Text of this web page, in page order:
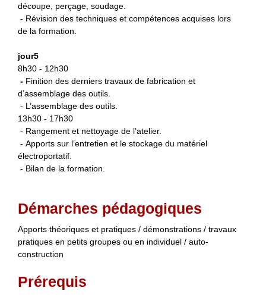
découpe, perçage, soudage.
- Révision des techniques et compétences acquises lors
de la formation.
jour5
8h30 - 12h30
- Finition des derniers travaux de fabrication et
d’assemblage des outils.
- L’assemblage des outils.
13h30 - 17h30
- Rangement et nettoyage de l’atelier.
- Apports sur l’entretien et le stockage du matériel
électroportatif.
- Bilan de la formation.
Démarches pédagogiques
Apports théoriques et pratiques / démonstrations / travaux
pratiques en petits groupes ou en individuel / auto-
construction
Prérequis